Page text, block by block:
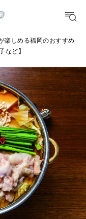
なた
楽しめる福岡のおすすめ
など】